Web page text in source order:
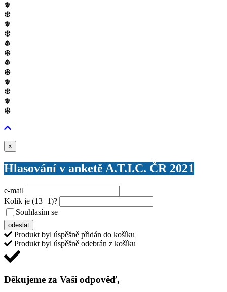
❅
❆
❅
❆
❅
❆
❅
❆
❅
❆
❅
❆
×
Hlasování v anketě A.T.I.C. ČR 2021
e-mail
Kolik je (13+1)?
Souhlasím se
odeslat
Produkt byl úspěšně přidán do košíku
Produkt byl úspěšně odebrán z košíku
Děkujeme za Vaši odpověď,